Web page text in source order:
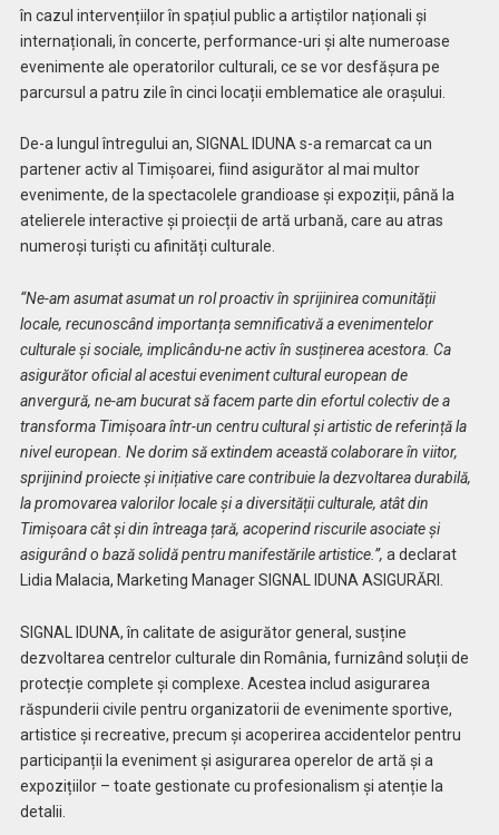
în cazul intervențiilor în spațiul public a artiștilor naționali și
internaționali, în concerte, performance-uri și alte numeroase
evenimente ale operatorilor culturali, ce se vor desfășura pe
parcursul a patru zile în cinci locații emblematice ale orașului.
De-a lungul întregului an, SIGNAL IDUNA s-a remarcat ca un
partener activ al Timișoarei, fiind asigurător al mai multor
evenimente, de la spectacolele grandioase și expoziții, până la
atelierele interactive și proiecții de artă urbană, care au atras
numeroși turiști cu afinități culturale.
“Ne-am asumat asumat un rol proactiv în sprijinirea comunității
locale, recunoscând importanța semnificativă a evenimentelor
culturale și sociale, implicându-ne activ în susținerea acestora. Ca
asigurător oficial al acestui eveniment cultural european de
anvergură, ne-am bucurat să facem parte din efortul colectiv de a
transforma Timișoara într-un centru cultural și artistic de referință la
nivel european. Ne dorim să extindem această colaborare în viitor,
sprijinind proiecte și inițiative care contribuie la dezvoltarea durabilă,
la promovarea valorilor locale și a diversității culturale, atât din
Timișoara cât și din întreaga țară, acoperind riscurile asociate și
asigurând o bază solidă pentru manifestările artistice.”, a declarat
Lidia Malacia, Marketing Manager SIGNAL IDUNA ASIGURĂRI.
SIGNAL IDUNA, în calitate de asigurător general, susține
dezvoltarea centrelor culturale din România, furnizând soluții de
protecție complete și complexe. Acestea includ asigurarea
răspunderii civile pentru organizatorii de evenimente sportive,
artistice și recreative, precum și acoperirea accidentelor pentru
participanții la eveniment și asigurarea operelor de artă și a
expozițiilor – toate gestionate cu profesionalism și atenție la
detalii.